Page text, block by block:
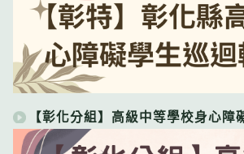
【彰化分組】高級中等學校身心障